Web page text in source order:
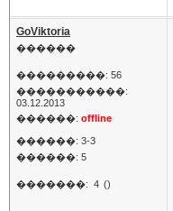
GoViktoria
������
���������: 56
�����������:
03.12.2013
������: offline
������: 3-3
������: 5
�������: 4 ()